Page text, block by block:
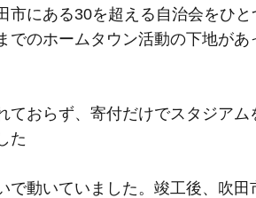
にある30を超える自治会をひ
のホームタウン活動の下地があ
おらず、寄付だけでスタジアム
た
で動いていました。竣工後、吹